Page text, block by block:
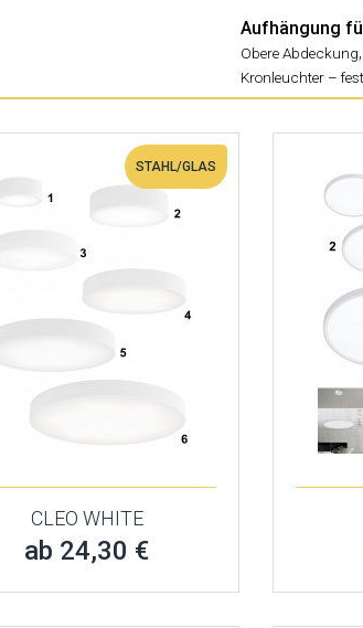
Aufhängung
Obere Abdeckung,
Kronleuchter –
STAHL/GLAS
CLEO WHITE
ab 24,30 €